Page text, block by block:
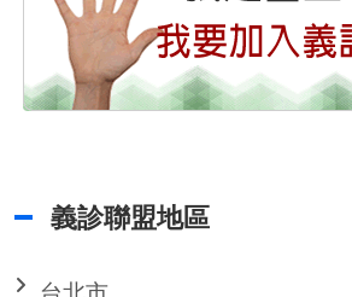
義診聯盟地區